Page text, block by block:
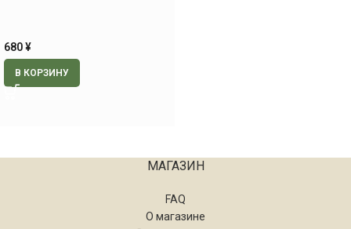
680¥
В КОРЗИНУ
МАГАЗИН
FAQ
О магазине